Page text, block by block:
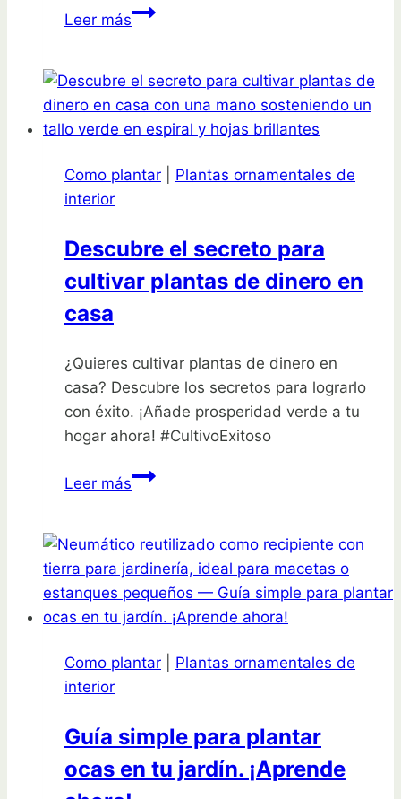
Leer másDescubre
de
la
banana
¡transforma
con
estas
Como plantar
Plantas ornamentales de
interior
Descubre el secreto para
cultivar plantas de dinero en
casa
¿Quieres cultivar plantas de dinero en
casa? Descubre los secretos para lograrlo
con éxito. ¡Añade prosperidad verde a tu
hogar ahora! #CultivoExitoso
Leer másDescubre
para
cultivar
plantas
de
en
Como plantar
Plantas ornamentales de
interior
Guía simple para plantar
ocas en tu jardín. ¡Aprende